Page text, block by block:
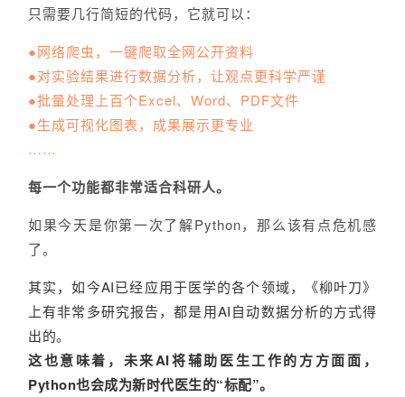
只需要几行简短的代码，它就可以：
●网络爬虫，一键爬取全网公开资料
●对实验结果进行数据分析，让观点更科学严谨
●批量处理上百个Excel、Word、PDF文件
●生成可视化图表，成果展示更专业
……
每一个功能都非常适合科研人。
如果今天是你第一次了解Python，那么该有点危机感
了。
其实，如今AI已经应用于医学的各个领域，《柳叶刀》
上有非常多研究报告，都是用AI自动数据分析的方式得
出的。
这也意味着，未来AI将辅助医生工作的方方面面，
Python也会成为新时代医生的“标配”。